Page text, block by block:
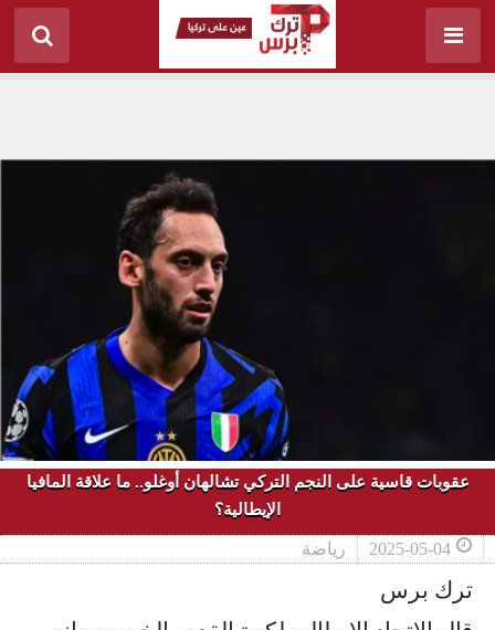
عقوبات قاسية على النجم التركي تشالهان أوغلو.. ما علاقة المافيا
الإيطالية؟
2025-05-04 رياضة
ترك برس